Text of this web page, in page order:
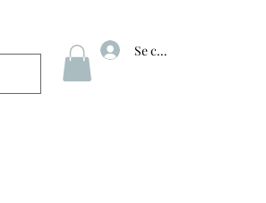
Se connecter